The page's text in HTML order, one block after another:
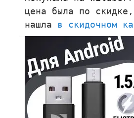
цена была по
нашла в скидочном